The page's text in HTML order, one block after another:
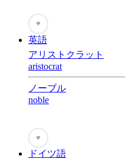
♥
英語
アリストクラット
aristocrat
ノーブル
noble
♥
ドイツ語